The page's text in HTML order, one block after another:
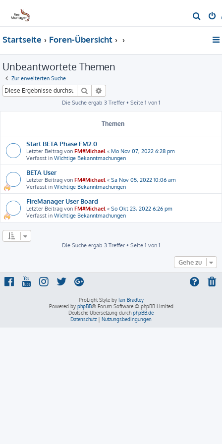
u
Startseite Foren-Übersicht
Unbeantwortete Themen
Zur erweiterten Suche
Suche
Die Suche ergab 3 Treffer • Seite 1 von 1
Themen
Start BETA Phase FM2.0
Letzter Beitrag von FM#Michael « Mo Nov 07, 2022 6:28 pm
Verfasst in Wichtige Bekanntmachungen
BETA User
Letzter Beitrag von FM#Michael « Sa Nov 05, 2022 10:06 am
Verfasst in Wichtige Bekanntmachungen
FireManager User Board
Letzter Beitrag von FM#Michael « So Okt 23, 2022 6:26 pm
Verfasst in Wichtige Bekanntmachungen
Die Suche ergab 3 Treffer • Seite 1 von 1
Gehe zu
ProLight Style by Ian Bradley
Powered by phpBB® Forum Software © phpBB Limited
Deutsche Übersetzung durch phpBB.de
Datenschutz | Nutzungsbedingungen